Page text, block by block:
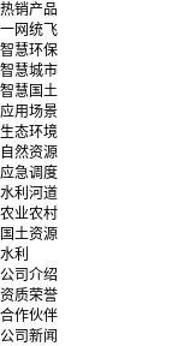
热销产品
一网统飞
智慧环保
智慧城市
智慧国土
应用场景
生态环境
自然资源
应急调度
水利河道
农业农村
国土资源
水利
公司介绍
资质荣誉
合作伙伴
公司新闻